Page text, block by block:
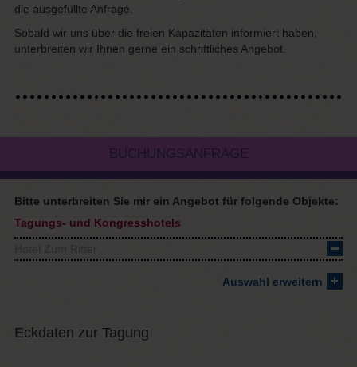
die ausgefüllte Anfrage.
Sobald wir uns über die freien Kapazitäten informiert haben,
unterbreiten wir Ihnen gerne ein schriftliches Angebot.
BUCHUNGSANFRAGE
Bitte unterbreiten Sie mir ein Angebot für folgende Objekte:
Tagungs- und Kongresshotels
Auswahl erweitern
Eckdaten zur Tagung